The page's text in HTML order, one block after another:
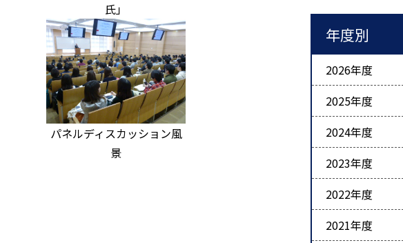
氏」
パネルディスカッション風
景
年度別
2026年度
2025年度
2024年度
2023年度
2022年度
2021年度